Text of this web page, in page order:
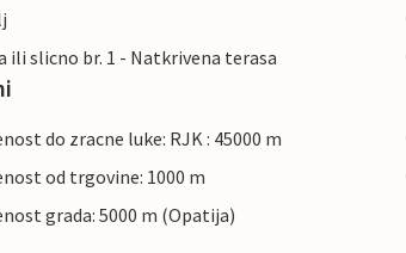
ili slicno br. 1 - Natkrivena terasa
do zracne luke: RJK : 45000 m
od trgovine: 1000 m
grada: 5000 m (Opatija)